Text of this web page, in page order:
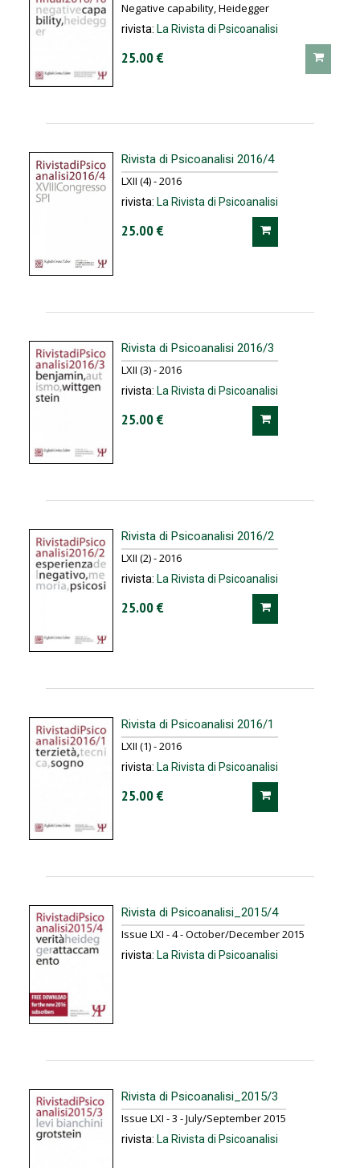
Negative capability, Heidegger
rivista: La Rivista di Psicoanalisi
25.00 €
Rivista di Psicoanalisi 2016/4
LXII (4) - 2016
rivista: La Rivista di Psicoanalisi
25.00 €
Rivista di Psicoanalisi 2016/3
LXII (3) - 2016
rivista: La Rivista di Psicoanalisi
25.00 €
Rivista di Psicoanalisi 2016/2
LXII (2) - 2016
rivista: La Rivista di Psicoanalisi
25.00 €
Rivista di Psicoanalisi 2016/1
LXII (1) - 2016
rivista: La Rivista di Psicoanalisi
25.00 €
Rivista di Psicoanalisi_2015/4
Issue LXI - 4 - October/December 2015
rivista: La Rivista di Psicoanalisi
Rivista di Psicoanalisi_2015/3
Issue LXI - 3 - July/September 2015
rivista: La Rivista di Psicoanalisi